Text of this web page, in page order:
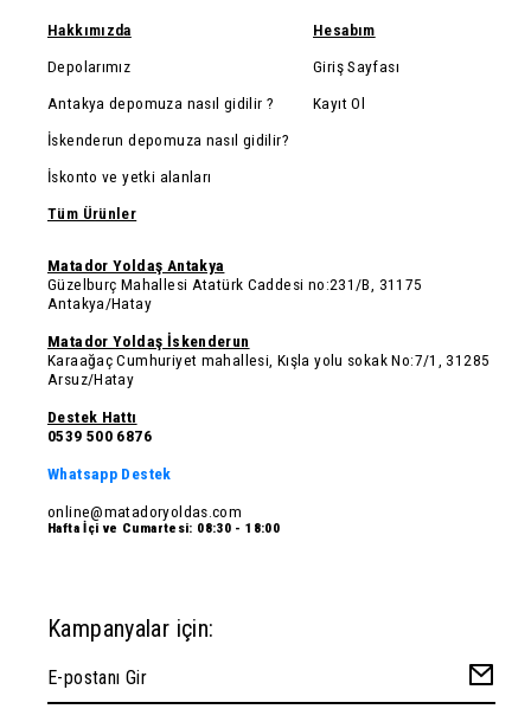
Hakkımızda
Depolarımız
Antakya depomuza nasıl gidilir ?
İskenderun depomuza nasıl gidilir?
İskonto ve yetki alanları
Hesabım
Giriş Sayfası
Kayıt Ol
Tüm Ürünler
Matador Yoldaş Antakya
Güzelburç Mahallesi Atatürk Caddesi no:231/B, 31175
Antakya/Hatay
Matador Yoldaş İskenderun
Karaağaç Cumhuriyet mahallesi, Kışla yolu sokak No:7/1, 31285
Arsuz/Hatay
Destek Hattı
0539 500 6876
Whatsapp Destek
online@matadoryoldas.com
Hafta İçi ve Cumartesi: 08:30 - 18:00
Kampanyalar için: